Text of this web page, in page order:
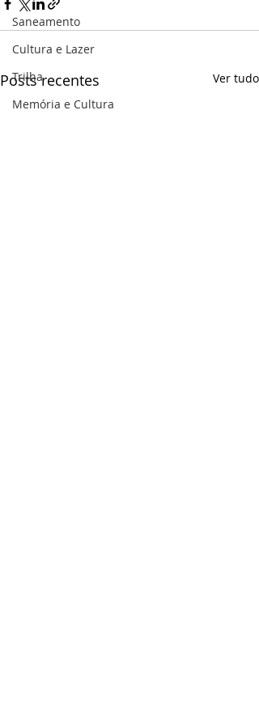
Saneamento
Cultura e Lazer
Trilha
Memória e Cultura
Posts recentes Ver tudo